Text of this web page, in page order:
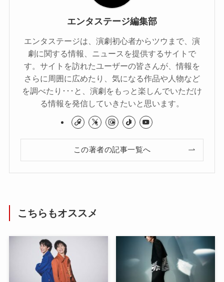
エンタステージ編集部
エンタステージは、演劇初心者からツウまで、演
劇に関する情報、ニュースを提供するサイトで
す。サイトを訪れたユーザーの皆さんが、情報を
さらに周囲に広めたり、気になる作品や人物など
を調べたり･･･と、演劇をもっと楽しんでいただけ
る情報を発信していきたいと思います。
この著者の記事一覧へ
こちらもオススメ